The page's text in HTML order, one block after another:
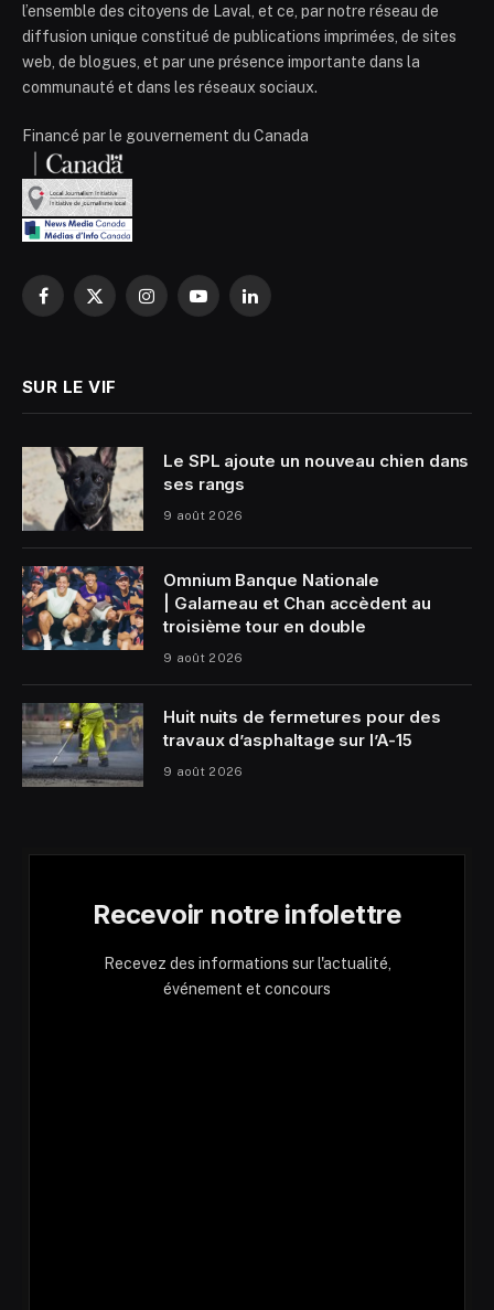
l’ensemble des citoyens de Laval, et ce, par notre réseau de
diffusion unique constitué de publications imprimées, de sites
web, de blogues, et par une présence importante dans la
communauté et dans les réseaux sociaux.
Financé par le gouvernement du Canada
Facebook
X
InstagramYouTubeLinkedIn
SUR LE VIF
Le SPL ajoute un nouveau chien dans
ses rangs
9 août 2026
Omnium Banque Nationale
| Galarneau et Chan accèdent au
troisième tour en double
9 août 2026
Huit nuits de fermetures pour des
travaux d’asphaltage sur l’A-15
9 août 2026
Recevoir notre infolettre
Recevez des informations sur l'actualité,
événement et concours